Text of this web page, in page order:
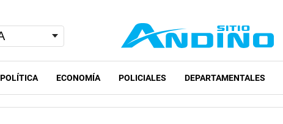
POLÍTICA ECONOMÍA POLICIALES DEPARTAMENTALES